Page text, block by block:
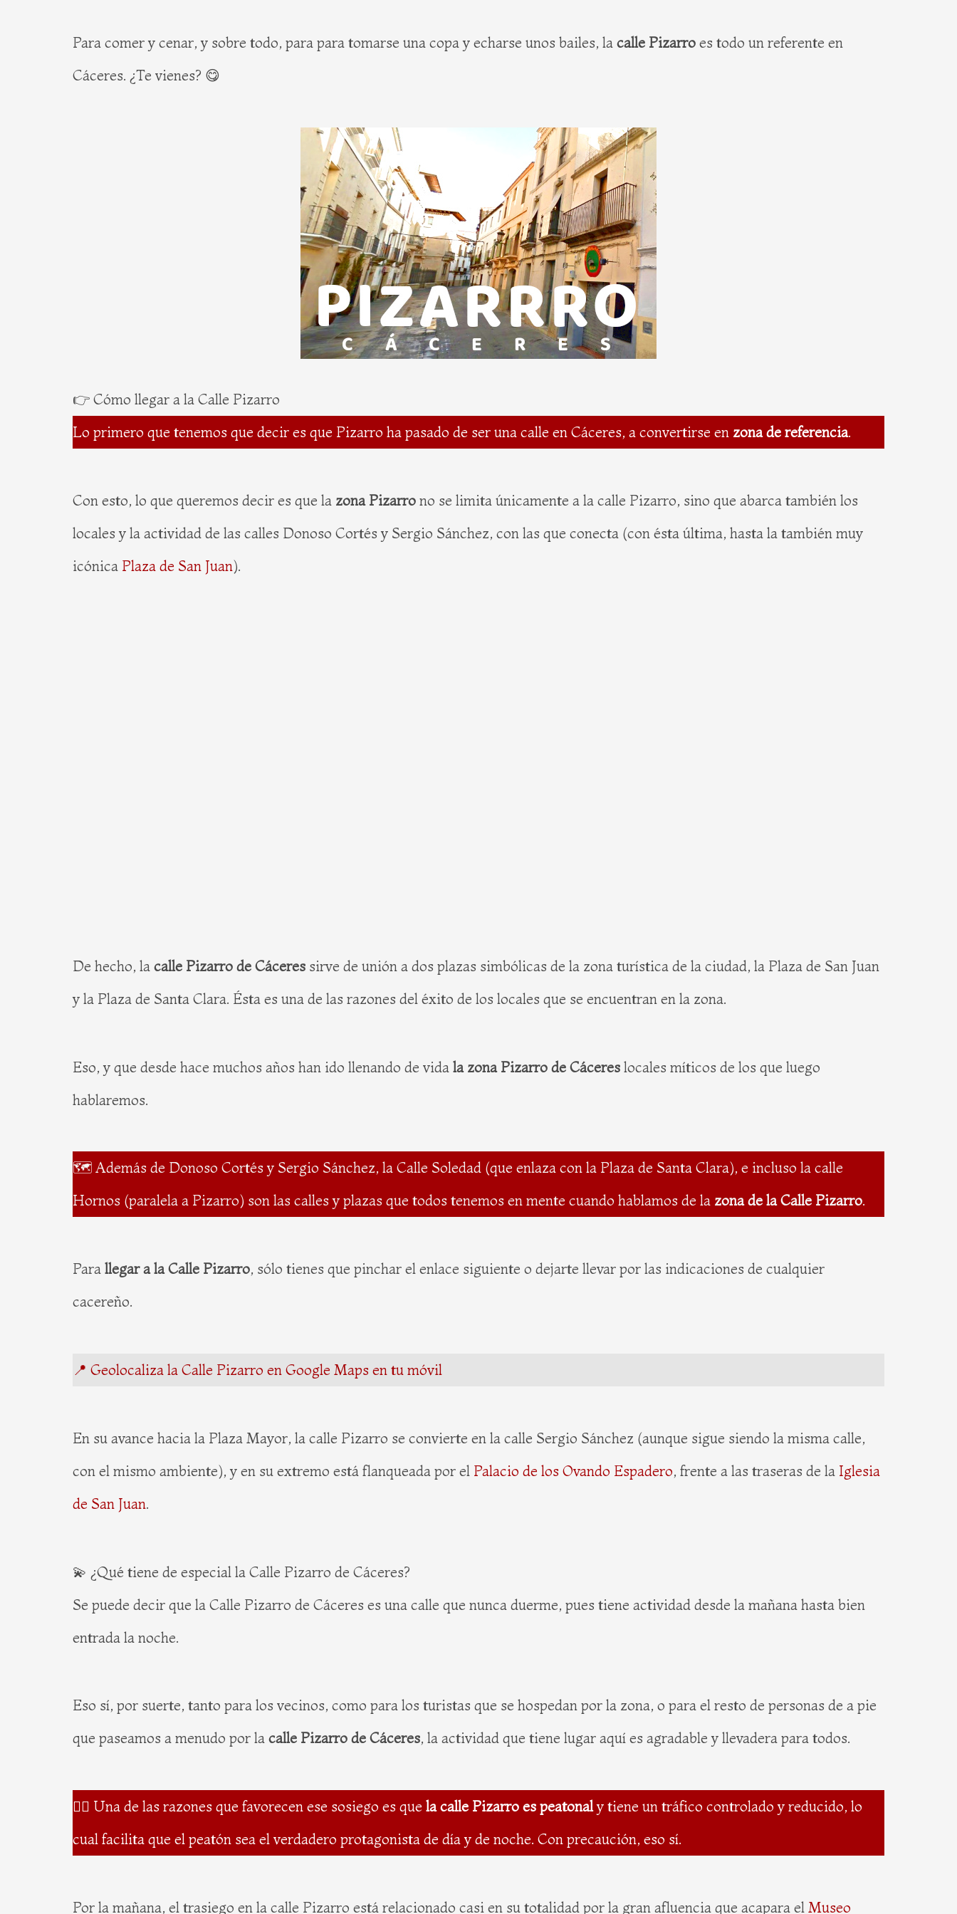
Para comer y cenar, y sobre todo, para para tomarse una copa y echarse unos bailes, la calle Pizarro es todo un referente en
Cáceres. ¿Te vienes? 😋
👉 Cómo llegar a la Calle Pizarro
Lo primero que tenemos que decir es que Pizarro ha pasado de ser una calle en Cáceres, a convertirse en zona de referencia.
Con esto, lo que queremos decir es que la zona Pizarro no se limita únicamente a la calle Pizarro, sino que abarca también los
locales y la actividad de las calles Donoso Cortés y Sergio Sánchez, con las que conecta (con ésta última, hasta la también muy
icónica Plaza de San Juan).
De hecho, la calle Pizarro de Cáceres sirve de unión a dos plazas simbólicas de la zona turística de la ciudad, la Plaza de San Juan
y la Plaza de Santa Clara. Ésta es una de las razones del éxito de los locales que se encuentran en la zona.
Eso, y que desde hace muchos años han ido llenando de vida la zona Pizarro de Cáceres locales míticos de los que luego
hablaremos.
🗺️ Además de Donoso Cortés y Sergio Sánchez, la Calle Soledad (que enlaza con la Plaza de Santa Clara), e incluso la calle
Hornos (paralela a Pizarro) son las calles y plazas que todos tenemos en mente cuando hablamos de la zona de la Calle Pizarro.
Para llegar a la Calle Pizarro, sólo tienes que pinchar el enlace siguiente o dejarte llevar por las indicaciones de cualquier
cacereño.
📍 Geolocaliza la Calle Pizarro en Google Maps en tu móvil
En su avance hacia la Plaza Mayor, la calle Pizarro se convierte en la calle Sergio Sánchez (aunque sigue siendo la misma calle,
con el mismo ambiente), y en su extremo está flanqueada por el Palacio de los Ovando Espadero, frente a las traseras de la Iglesia
de San Juan.
💫 ¿Qué tiene de especial la Calle Pizarro de Cáceres?
Se puede decir que la Calle Pizarro de Cáceres es una calle que nunca duerme, pues tiene actividad desde la mañana hasta bien
entrada la noche.
Eso sí, por suerte, tanto para los vecinos, como para los turistas que se hospedan por la zona, o para el resto de personas de a pie
que paseamos a menudo por la calle Pizarro de Cáceres, la actividad que tiene lugar aquí es agradable y llevadera para todos.
🚶‍♂️ Una de las razones que favorecen ese sosiego es que la calle Pizarro es peatonaly tiene un tráfico controlado y reducido, lo
cual facilita que el peatón sea el verdadero protagonista de día y de noche. Con precaución, eso sí.
Por la mañana, el trasiego en la calle Pizarro está relacionado casi en su totalidad por la gran afluencia que acapara el Museo